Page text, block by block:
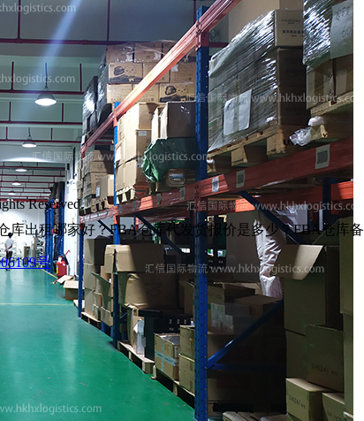
Reserved.
出租哪家好？FBA仓库代发货报价是多少？FBA仓库
号